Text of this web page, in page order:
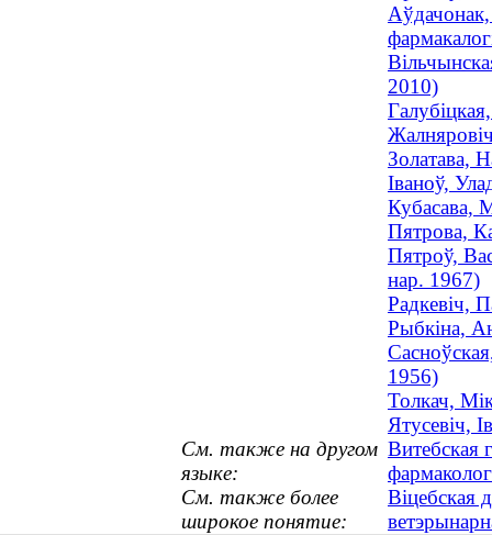
Аўдачонак,
2010)
Золатава,
Іваноў,
Кубасава,
Пятрова,
Пятроў,
нар. 1967)
Радкевіч,
Рыбкіна,
1956)
Толкач,
Ятусевіч,
См. также на другом
языке:
Витебская
См. также более
широкое понятие:
Віцебская